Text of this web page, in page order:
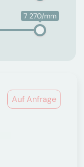
7 270/mm
Auf Anfrage